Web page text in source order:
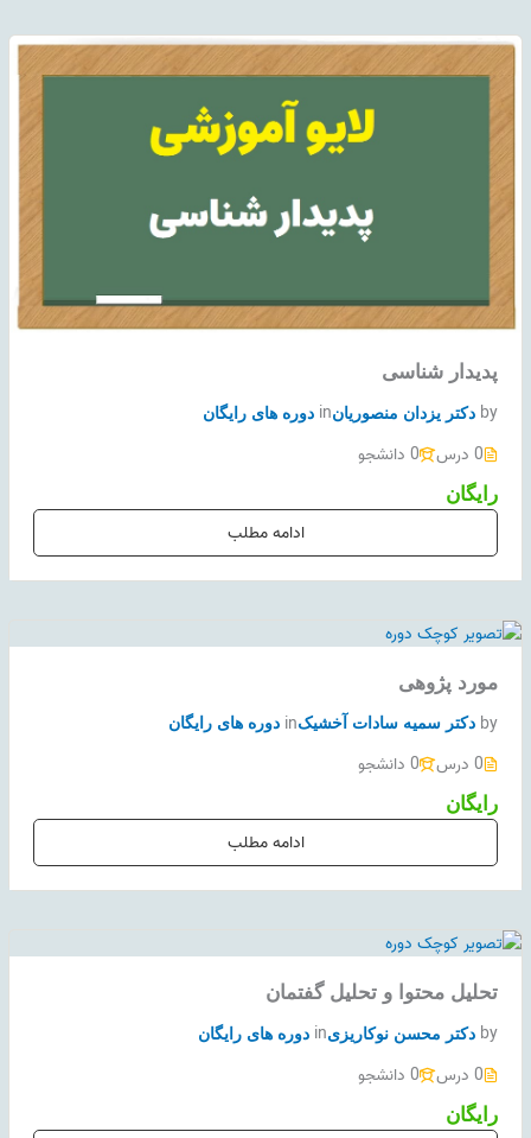
پدیدار شناسی
by دکتر یزدان منصوریانin دوره های رایگان
0 درس 0 دانشجو
رایگان
ادامه مطلب
مورد پژوهی
by دکتر سمیه سادات آخشیکin دوره های رایگان
0 درس 0 دانشجو
رایگان
ادامه مطلب
تحلیل محتوا و تحلیل گفتمان
by دکتر محسن نوکاریزیin دوره های رایگان
0 درس 0 دانشجو
رایگان